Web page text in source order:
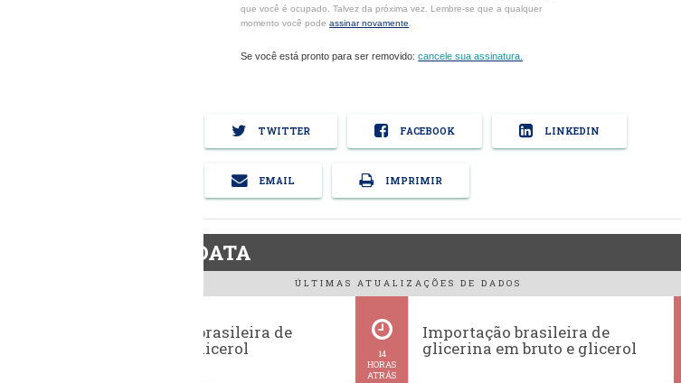
que você é ocupado. Talvez da próxima vez. Lembre-se que a qualquer
momento você podeassinar novamente
Se você está pronto para ser removido:cancele sua assinatura.
TWITTER FACEBOOK LINKEDIN
EMAIL IMPRIMIR
BiodieselDATA
ÚLTIMAS ATUALIZAÇÕES DE DADOS
Exportação brasileira de
glicerina e glicerol
14
HORAS
ATRÁS
Importação brasileira de
glicerina em bruto e glicerol